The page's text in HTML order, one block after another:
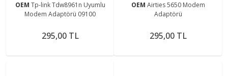
OEM Tp-link Tdw8961n Uyumlu
Modem Adaptörü 09100
295,00 TL
OEM Airties 5650 Modem
Adaptörü
295,00 TL